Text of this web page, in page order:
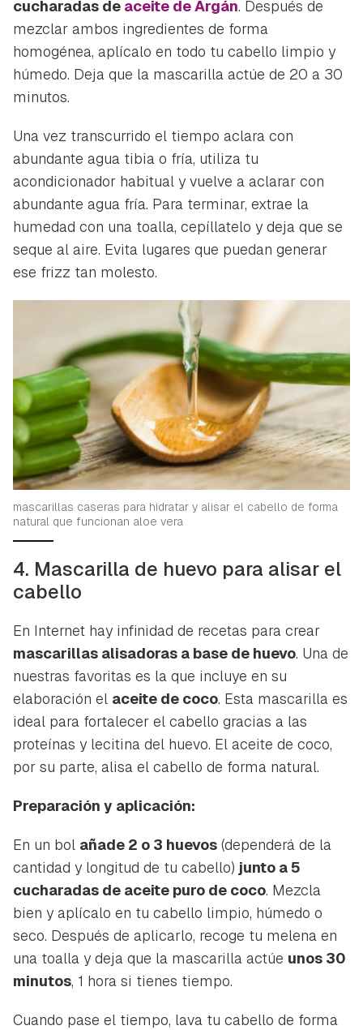
cucharadas de aceite de Argán. Después de
mezclar ambos ingredientes de forma
homogénea, aplícalo en todo tu cabello limpio y
húmedo. Deja que la mascarilla actúe de 20 a 30
minutos.
Una vez transcurrido el tiempo aclara con
abundante agua tibia o fría, utiliza tu
acondicionador habitual y vuelve a aclarar con
abundante agua fría. Para terminar, extrae la
humedad con una toalla, cepíllatelo y deja que se
seque al aire. Evita lugares que puedan generar
ese frizz tan molesto.
mascarillas caseras para hidratar y alisar el cabello de forma
natural que funcionan aloe vera
4. Mascarilla de huevo para alisar el
cabello
En Internet hay infinidad de recetas para crear
mascarillas alisadoras a base de huevo. Una de
nuestras favoritas es la que incluye en su
elaboración el aceite de coco. Esta mascarilla es
ideal para fortalecer el cabello gracias a las
proteínas y lecitina del huevo. El aceite de coco,
por su parte, alisa el cabello de forma natural.
Preparación y aplicación:
En un bol añade 2 o 3 huevos (dependerá de la
cantidad y longitud de tu cabello) junto a 5
cucharadas de aceite puro de coco. Mezcla
bien y aplícalo en tu cabello limpio, húmedo o
seco. Después de aplicarlo, recoge tu melena en
una toalla y deja que la mascarilla actúe unos 30
minutos, 1 hora si tienes tiempo.
Cuando pase el tiempo, lava tu cabello de forma